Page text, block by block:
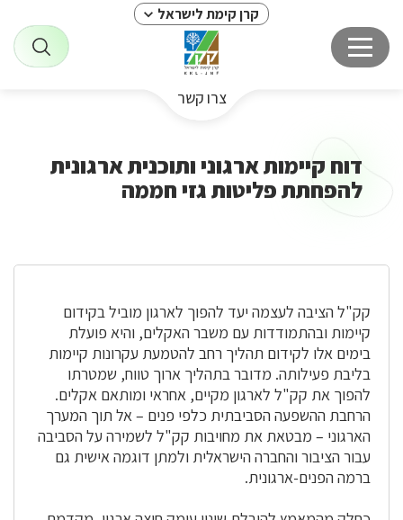
קרן קימת לישראל
צרו קשר
דוח קיימות ארגוני ותוכנית ארגונית
להפחתת פליטות גזי חממה
קק"ל הציבה לעצמה יעד להפוך לארגון מוביל בקידום
קיימות ובהתמודדות עם משבר האקלים, והיא פועלת
בימים אלו לקידום תהליך רחב להטמעת עקרונות קיימות
בליבת פעילותה. מדובר בתהליך ארוך טווח, שמטרתו
להפוך את קק"ל לארגון מקיים, אחראי ומותאם אקלים.
הרחבת ההשפעה הסביבתית כלפי פנים – אל תוך המערך
הארגוני – מבטאת את מחויבות קק"ל לשמירה על הסביבה
עבור הציבור והחברה הישראלית ולמתן דוגמה אישית גם
ברמה הפנים-ארגונית.